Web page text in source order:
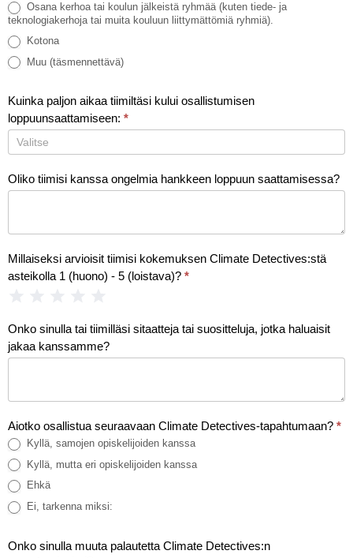
Osana kerhoa tai koulun jälkeistä ryhmää (kuten tiede- ja
teknologiakerhoja tai muita kouluun liittymättömiä ryhmiä).
Kotona
Muu (täsmennettävä)
Kuinka paljon aikaa tiimiltäsi kului osallistumisen
loppuunsaattamiseen: *
Oliko tiimisi kanssa ongelmia hankkeen loppuun saattamisessa?
Millaiseksi arvioisit tiimisi kokemuksen Climate Detectives:stä
asteikolla 1 (huono) - 5 (loistava)? *
Onko sinulla tai tiimilläsi sitaatteja tai suositteluja, jotka haluaisit
jakaa kanssamme?
Aiotko osallistua seuraavaan Climate Detectives-tapahtumaan? *
Kyllä, samojen opiskelijoiden kanssa
Kyllä, mutta eri opiskelijoiden kanssa
Ehkä
Ei, tarkenna miksi:
Onko sinulla muuta palautetta Climate Detectives:n